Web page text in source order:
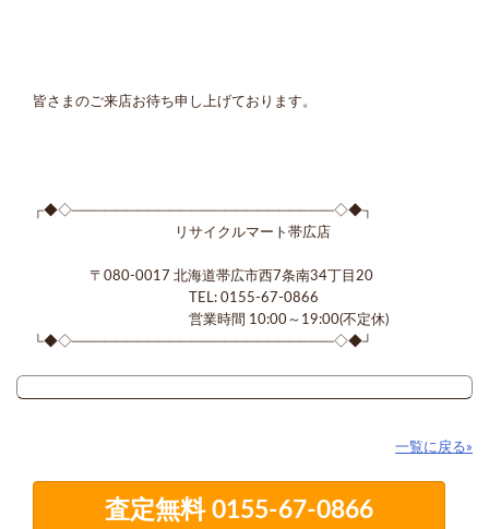
皆さまのご来店お待ち申し上げております。
┌◆◇────────────────────────◇◆┐
リサイクルマート帯広店
〒080-0017 北海道帯広市西7条南34丁目20
TEL: 0155-67-0866
営業時間 10:00～19:00(不定休)
└◆◇────────────────────────◇◆┘
一覧に戻る»
査定無料 0155-67-0866